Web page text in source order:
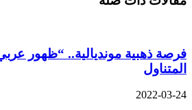
فرصة ذهبية مونديالية.. “ظهور
المتناول
2022-03-24